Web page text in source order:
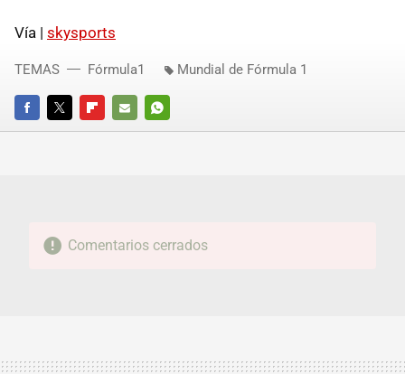
Vía | skysports
FACEBOOKTWITTERFLIPBOARD
E-
WHATSAPP
TEMAS Fórmula1 Mundial de Fórmula 1
Comentarios cerrados